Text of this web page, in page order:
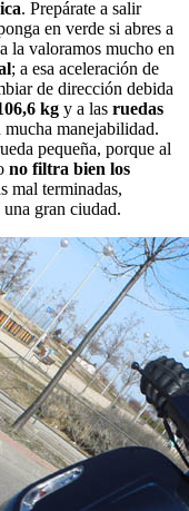
. Prepárate a salir
en verde si abres a
la valoramos mucho en
; a esa aceleración de
de dirección debida
kg y a las ruedas
mucha manejabilidad.
pequeña, porque al
no filtra bien los
mal terminadas,
gran ciudad.